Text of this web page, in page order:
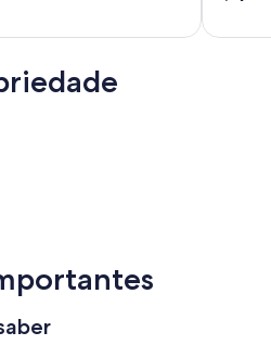
complete with new bedding
and electronics are new.
de